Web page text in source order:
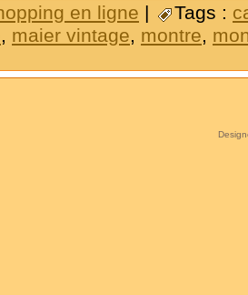
en ligne | Tags :
, maier vintage, montre,